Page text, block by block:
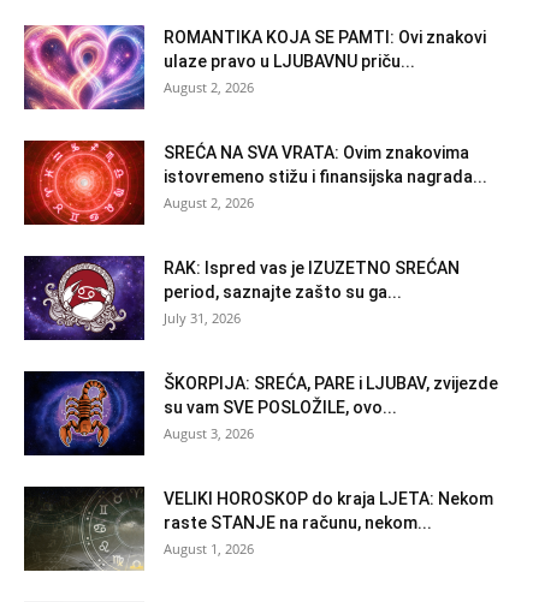
ROMANTIKA KOJA SE PAMTI: Ovi znakovi
ulaze pravo u LJUBAVNU priču...
August 2, 2026
SREĆA NA SVA VRATA: Ovim znakovima
istovremeno stižu i finansijska nagrada...
August 2, 2026
RAK: Ispred vas je IZUZETNO SREĆAN
period, saznajte zašto su ga...
July 31, 2026
ŠKORPIJA: SREĆA, PARE i LJUBAV, zvijezde
su vam SVE POSLOŽILE, ovo...
August 3, 2026
VELIKI HOROSKOP do kraja LJETA: Nekom
raste STANJE na računu, nekom...
August 1, 2026